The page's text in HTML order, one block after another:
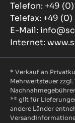
Telefon: +49
Telefax: +49
E-Mail:
Internet:
* Verkauf an
Mehrwertsteuer zzgl.
** gilt für
andere Länder